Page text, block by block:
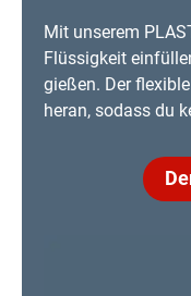
Mit unserem
Flüssigkeit
gießen. Der
heran, sodass du